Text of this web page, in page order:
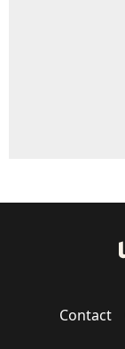
Contact